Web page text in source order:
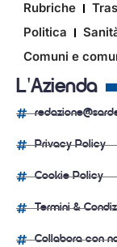
Rubriche
Politica
Comuni e
L'Azienda
Privacy Policy
Cookie Policy
Termini &
Collabora con